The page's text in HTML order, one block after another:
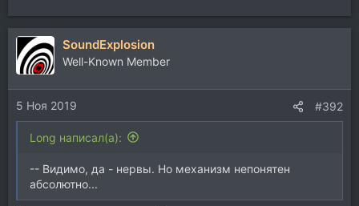
SoundExplosion
Well-Known Member
5 Ноя 2019 #392
Long написал(а):
-- Видимо, да - нервы. Но механизм непонятен
абсолютно...